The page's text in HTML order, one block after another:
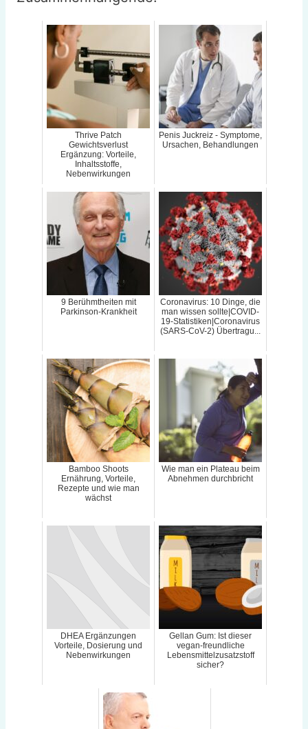
Thrive Patch
Gewichtsverlust
Ergänzung: Vorteile,
Inhaltsstoffe,
Nebenwirkungen
Penis Juckreiz - Symptome,
Ursachen, Behandlungen
9 Berühmtheiten mit
Parkinson-Krankheit
Coronavirus: 10 Dinge, die
man wissen sollte|COVID-
19-Statistiken|Coronavirus
(SARS-CoV-2) Übertragu...
Bamboo Shoots
Ernährung, Vorteile,
Rezepte und wie man
wächst
Wie man ein Plateau beim
Abnehmen durchbricht
DHEA Ergänzungen
Vorteile, Dosierung und
Nebenwirkungen
Gellan Gum: Ist dieser
vegan-freundliche
Lebensmittelzusatzstoff
sicher?